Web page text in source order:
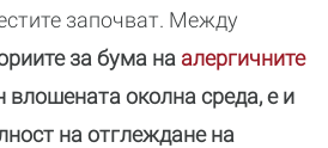
започват. Между
за бума на алергичните
влошената околна среда, е и
на отглеждане на